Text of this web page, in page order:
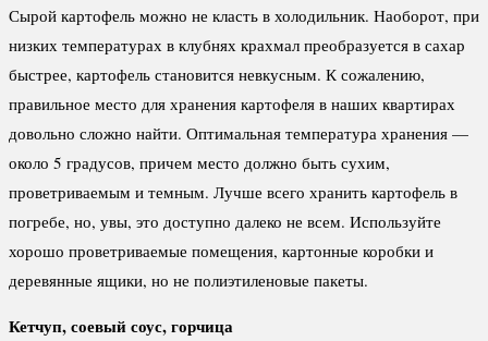
Сырой картофель можно не класть в холодильник. Наоборот, при
низких температурах в клубнях крахмал преобразуется в сахар
быстрее, картофель становится невкусным. К сожалению,
правильное место для хранения картофеля в наших квартирах
довольно сложно найти. Оптимальная температура хранения —
около 5 градусов, причем место должно быть сухим,
проветриваемым и темным. Лучше всего хранить картофель в
погребе, но, увы, это доступно далеко не всем. Используйте
хорошо проветриваемые помещения, картонные коробки и
деревянные ящики, но не полиэтиленовые пакеты.
Кетчуп, соевый соус, горчица